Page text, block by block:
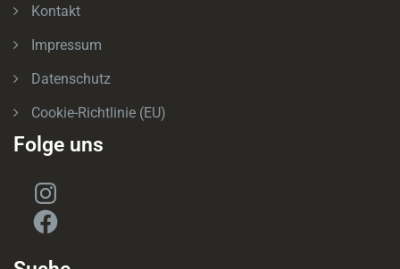
Kontakt
Impressum
Datenschutz
Cookie-Richtlinie (EU)
Folge uns
Instagram
Facebook